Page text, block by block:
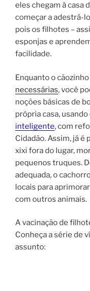
eles chegam à casa
começar a adestrá-
pois os filhotes –
esponjas e
facilidade.
Enquanto o
necessárias, você
noções básicas de
própria casa, usando
inteligente, com
Cidadão. Assim, já é
xixi fora do lugar,
pequenos truques.
adequada, o
locais para
com outros animais.
A vacinação de
Conheça a série de
assunto: